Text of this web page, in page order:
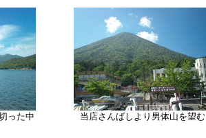
った中
当店さんばしより男体山を望む